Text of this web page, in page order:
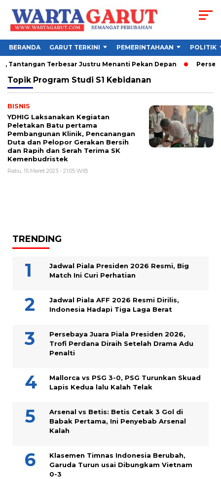
BERANDA GARUT TERKINI PEMERINTAHAAN POLITIK
Tantangan Terbesar Justru Menanti Pekan Depan
Topik Program Studi S1 ​​Kebidanan
BISNIS
YDHIG Laksanakan Kegiatan
Peletakan Batu pertama
Pembangunan Klinik, Pencanangan
Duta dan Pelopor Gerakan Bersih
dan Rapih dan Serah Terima SK
Kemenbudristek
Rabu, 15 Maret 2023 - 21:05 WIB
TRENDING
Jadwal Piala Presiden 2026 Resmi, Big
Match Ini Curi Perhatian
Jadwal Piala AFF 2026 Resmi Dirilis,
Indonesia Hadapi Tiga Laga Berat
Persebaya Juara Piala Presiden 2026,
Trofi Perdana Diraih Setelah Drama Adu
Penalti
Mallorca vs PSG 3-0, PSG Turunkan Skuad
Lapis Kedua lalu Kalah Telak
Arsenal vs Betis: Betis Cetak 3 Gol di
Babak Pertama, Ini Penyebab Arsenal
Kalah
Klasemen Timnas Indonesia Berubah,
Garuda Turun usai Dibungkam Vietnam
0-3